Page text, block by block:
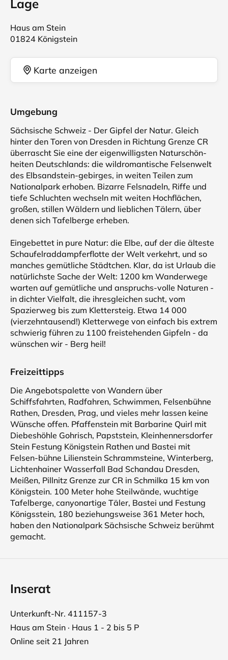
Lage
Haus am Stein
01824 Königstein
Karte anzeigen
Umgebung
Sächsische Schweiz - Der Gipfel der Natur. Gleich
hinter den Toren von Dresden in Richtung Grenze CR
überrascht Sie eine der eigenwilligsten Naturschön-
heiten Deutschlands: die wildromantische Felsenwelt
des Elbsandstein-gebirges, in weiten Teilen zum
Nationalpark erhoben. Bizarre Felsnadeln, Riffe und
tiefe Schluchten wechseln mit weiten Hochflächen,
großen, stillen Wäldern und lieblichen Tälern, über
denen sich Tafelberge erheben.
Eingebettet in pure Natur: die Elbe, auf der die älteste
Schaufelraddampferflotte der Welt verkehrt, und so
manches gemütliche Städtchen. Klar, da ist Urlaub die
natürlichste Sache der Welt: 1200 km Wanderwege
warten auf gemütliche und anspruchs-volle Naturen -
in dichter Vielfalt, die ihresgleichen sucht, vom
Spazierweg bis zum Klettersteig. Etwa 14 000
(vierzehntausend!) Kletterwege von einfach bis extrem
schwierig führen zu 1100 freistehenden Gipfeln - da
wünschen wir - Berg heil!
Freizeittipps
Die Angebotspalette von Wandern über
Schiffsfahrten, Radfahren, Schwimmen, Felsenbühne
Rathen, Dresden, Prag, und vieles mehr lassen keine
Wünsche offen. Pfaffenstein mit Barbarine Quirl mit
Diebeshöhle Gohrisch, Papststein, Kleinhennersdorfer
Stein Festung Königstein Rathen und Bastei mit
Felsen-bühne Lilienstein Schrammsteine, Winterberg,
Lichtenhainer Wasserfall Bad Schandau Dresden,
Meißen, Pillnitz Grenze zur CR in Schmilka 15 km von
Königstein. 100 Meter hohe Steilwände, wuchtige
Tafelberge, canyonartige Täler, Bastei und Festung
Königsstein, 180 beziehungsweise 361 Meter hoch,
haben den Nationalpark Sächsische Schweiz berühmt
gemacht.
Inserat
Unterkunft-Nr. 411157-3
Haus am Stein · Haus 1 - 2 bis 5 P
Online seit 21 Jahren